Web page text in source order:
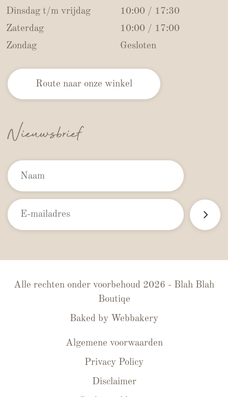
Dinsdag t/m vrijdag
10:00 / 17:30
Zaterdag
10:00 / 17:00
Zondag
Gesloten
Route naar onze winkel
Nieuwsbrief
Alle rechten onder voorbehoud 2026 - Blah Blah
Boutiqe
Baked by Webbakery
Algemene voorwaarden
Privacy Policy
Disclaimer